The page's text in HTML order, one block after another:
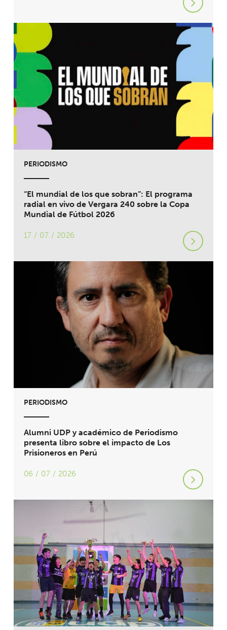
PERIODISMO
“El mundial de los que sobran”: El programa
radial en vivo de Vergara 240 sobre la Copa
Mundial de Fútbol 2026
17 / 07 / 2026
PERIODISMO
Alumni UDP y académico de Periodismo
presenta libro sobre el impacto de Los
Prisioneros en Perú
06 / 07 / 2026